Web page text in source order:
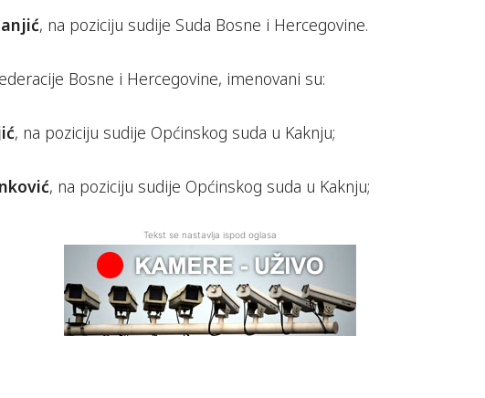
, na poziciju sudije Suda Bosne i Hercegovine.
Bosne i Hercegovine, imenovani su:
, na poziciju sudije Općinskog suda u Kaknju;
, na poziciju sudije Općinskog suda u Kaknju;
Tekst se nastavlja ispod oglasa